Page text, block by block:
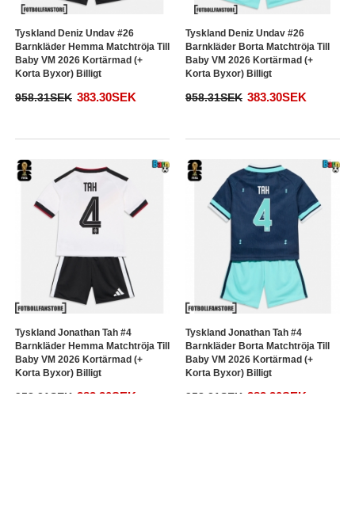
Tyskland Deniz Undav #26
Barnkläder Hemma Matchtröja Till
Baby VM 2026 Kortärmad (+
Korta Byxor) Billigt
958.31SEK 383.30SEK
Tyskland Deniz Undav #26
Barnkläder Borta Matchtröja Till
Baby VM 2026 Kortärmad (+
Korta Byxor) Billigt
958.31SEK 383.30SEK
Tyskland Jonathan Tah #4
Barnkläder Hemma Matchtröja Till
Baby VM 2026 Kortärmad (+
Korta Byxor) Billigt
958.31SEK 383.30SEK
Tyskland Jonathan Tah #4
Barnkläder Borta Matchtröja Till
Baby VM 2026 Kortärmad (+
Korta Byxor) Billigt
958.31SEK 383.30SEK